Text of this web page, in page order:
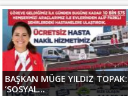
BAŞKAN MÜGE YILDIZ TOPAK:
‘SOSYAL...